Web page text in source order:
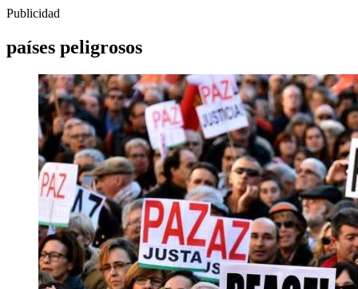
Publicidad
países peligrosos